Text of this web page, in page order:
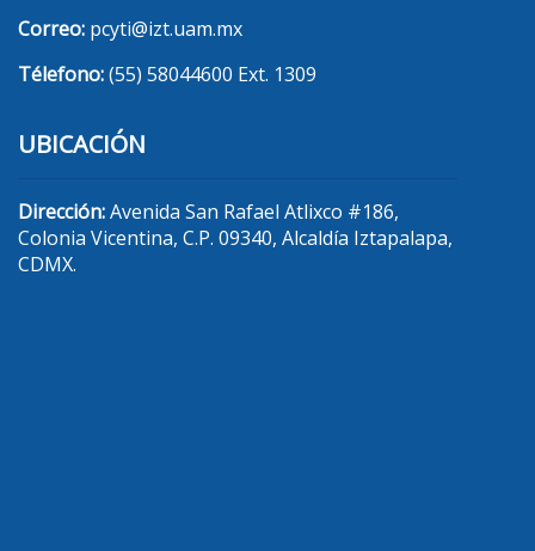
Correo: pcyti@izt.uam.mx
Télefono:(55) 58044600 Ext. 1309
UBICACIÓN
Dirección:Avenida San Rafael Atlixco #186,
Colonia Vicentina, C.P. 09340, Alcaldía Iztapalapa,
CDMX.